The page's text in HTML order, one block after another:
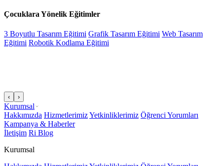
Çocuklara Yönelik Eğitimler
3 Boyutlu Tasarım Eğitimi Grafik Tasarım Eğitimi Web Tasarım
Eğitimi Robotik Kodlama Eğitimi
‹ ›
Kurumsal
Hakkımızda HizmetlerimizYetkinliklerimiz Öğrenci Yorumları
Kampanya & Haberler
İletişim Ri Blog
Kurumsal